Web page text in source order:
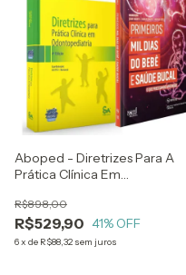
Aboped - Diretrizes Para A
Prática Clínica Em
Abanto - Primeiros Mil Dias Do
Bebê E Saúde Bucal
R$529,90
R$898,00
41% OFF
6x de R$88,32 sem juros